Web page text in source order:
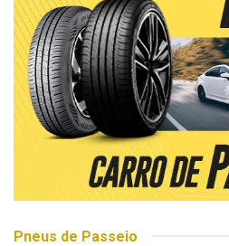
Pneus de Passeio